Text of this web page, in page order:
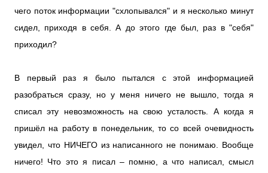
чего поток информации "схлопывался" и я несколько минут
сидел, приходя в себя. А до этого где был, раз в "себя"
приходил?
В первый раз я было пытался с этой информацией
разобраться сразу, но у меня ничего не вышло, тогда я
списал эту невозможность на свою усталость. А когда я
пришёл на работу в понедельник, то со всей очевидность
увидел, что НИЧЕГО из написанного не понимаю. Вообще
ничего! Что это я писал – помню, а что написал, смысл